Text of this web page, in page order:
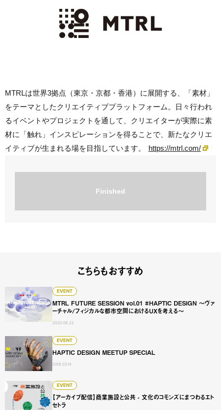
MTRLは世界3拠点（東京・京都・香港）に展開する、「素材」
をテーマとしたクリエイティブプラットフォーム。日々行われ
るイベントやプロジェクトを通して、クリエイターが実際に素
材に「触れ」インスピレーションを得ることで、新たなクリエ
イティブが生まれる場を目指しています。
https://mtrl.com/
Finished
こちらもおすすめ
EVENT
MTRL FUTURE SESSION vol.01 #HAPTIC DESIGN 〜ヴァ
ーチャル/フィジカルな都市空間におけるUXを考える〜
2020.06.22
MTRL FUTURE SESSION vol.01 #HAPTIC DESIGN 〜ヴ
EVENT
HAPTIC DESIGN MEETUP SPECIAL
2018.02.14
HAPTIC DESIGN MEETUP SPECIAL
EVENT
【アーカイブ配信】商業施設と公共 - 文化のコモンズにまつわるエト
セトラ
【アーカイブ配信】商業施設と公共 - 文化のコモンズにまつ